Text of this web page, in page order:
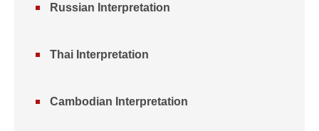
Russian Interpretation
Thai Interpretation
Cambodian Interpretation